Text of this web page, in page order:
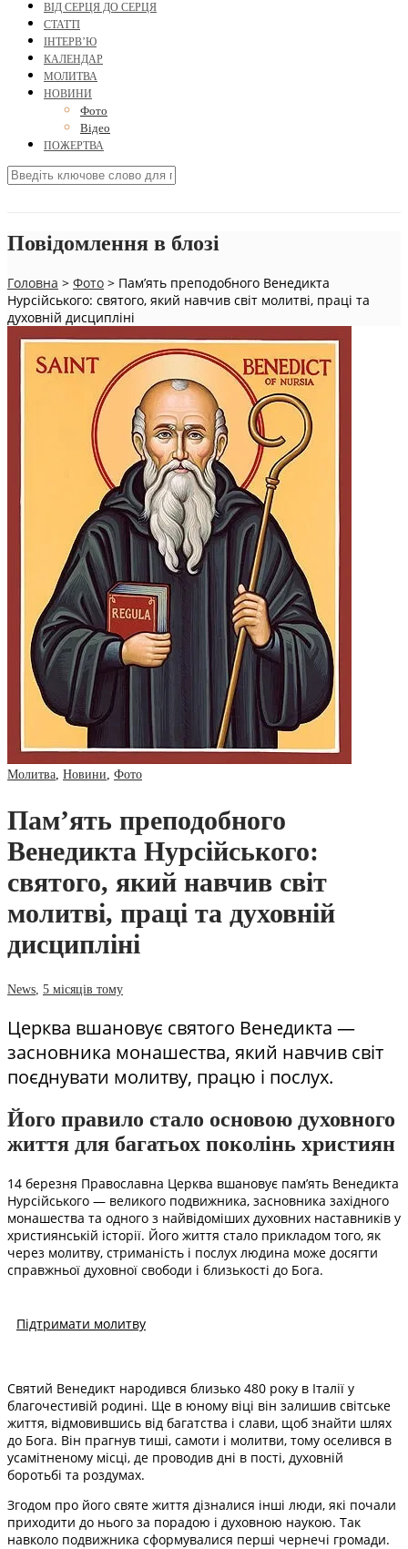
ВІД СЕРЦЯ ДО СЕРЦЯ
СТАТТІ
ІНТЕРВ’Ю
КАЛЕНДАР
МОЛИТВА
НОВИНИ
Фото
Відео
ПОЖЕРТВА
Повідомлення в блозі
Головна > Фото > Пам’ять преподобного Венедикта
Нурсійського: святого, який навчив світ молитві, праці та
духовній дисципліні
Молитва Новини Фото
Пам’ять преподобного
Венедикта Нурсійського:
святого, який навчив світ
молитві, праці та духовній
дисципліні
News 5 місяців тому
Церква вшановує святого Венедикта —
засновника монашества, який навчив світ
поєднувати молитву, працю і послух.
Його правило стало основою духовного
життя для багатьох поколінь християн
14 березня Православна Церква вшановує пам’ять Венедикта
Нурсійського — великого подвижника, засновника західного
монашества та одного з найвідоміших духовних наставників у
християнській історії. Його життя стало прикладом того, як
через молитву, стриманість і послух людина може досягти
справжньої духовної свободи і близькості до Бога.
Підтримати молитву
Святий Венедикт народився близько 480 року в Італії у
благочестивій родині. Ще в юному віці він залишив світське
життя, відмовившись від багатства і слави, щоб знайти шлях
до Бога. Він прагнув тиші, самоти і молитви, тому оселився в
усамітненому місці, де проводив дні в пості, духовній
боротьбі та роздумах.
Згодом про його святе життя дізналися інші люди, які почали
приходити до нього за порадою і духовною наукою. Так
навколо подвижника сформувалися перші чернечі громади.